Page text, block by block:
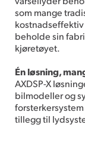
som mange
beholde sin
kjøretøyet.
Én løsning,
AXDSP-X
bilmodeller og
tillegg til